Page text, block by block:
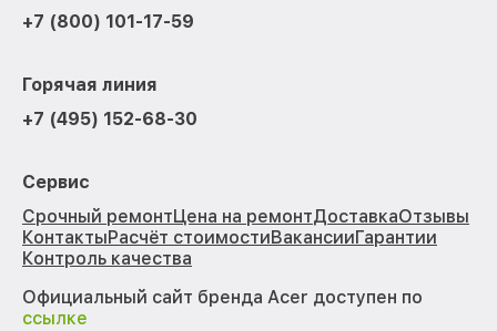
+7 (800) 101-17-59
Горячая линия
+7 (495) 152-68-30
Сервис
Срочный ремонтЦена на ремонтДоставкаОтзывы
КонтактыРасчёт стоимостиВакансииГарантии
Контроль качества
Официальный сайт бренда Acer доступен по
ссылке